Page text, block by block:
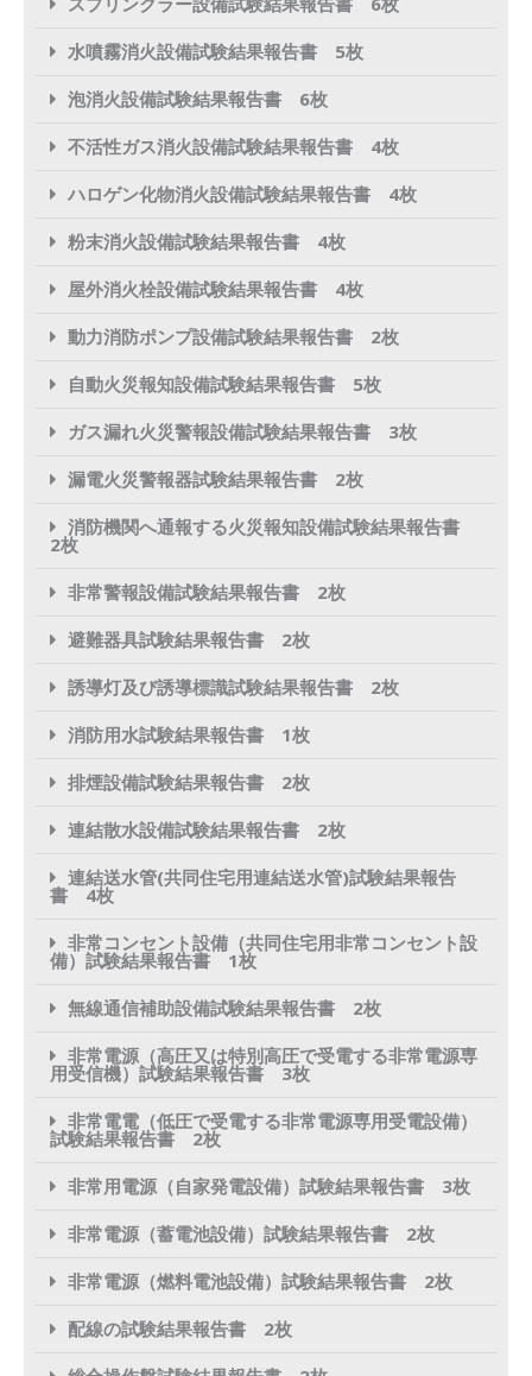
水噴霧消火設備試験結果報告書 5枚
泡消火設備試験結果報告書 6枚
不活性ガス消火設備試験結果報告書 4枚
ハロゲン化物消火設備試験結果報告書 4枚
粉末消火設備試験結果報告書 4枚
屋外消火栓設備試験結果報告書 4枚
動力消防ポンプ設備試験結果報告書 2枚
自動火災報知設備試験結果報告書 5枚
ガス漏れ火災警報設備試験結果報告書 3枚
漏電火災警報器試験結果報告書 2枚
消防機関へ通報する火災報知設備試験結果報告書
2枚
非常警報設備試験結果報告書 2枚
避難器具試験結果報告書 2枚
誘導灯及び誘導標識試験結果報告書 2枚
消防用水試験結果報告書 1枚
排煙設備試験結果報告書 2枚
連結散水設備試験結果報告書 2枚
連結送水管(共同住宅用連結送水管)試験結果報告
書 4枚
非常コンセント設備（共同住宅用非常コンセント設
備）試験結果報告書 1枚
無線通信補助設備試験結果報告書 2枚
非常電源（高圧又は特別高圧で受電する非常電源専
用受信機）試験結果報告書 3枚
非常電電（低圧で受電する非常電源専用受電設備）
試験結果報告書 2枚
非常用電源（自家発電設備）試験結果報告書 3枚
非常電源（蓄電池設備）試験結果報告書 2枚
非常電源（燃料電池設備）試験結果報告書 2枚
配線の試験結果報告書 2枚